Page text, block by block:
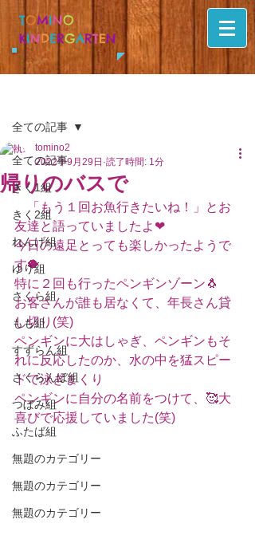
TOMINO
KINDERGARTEN
全ての記事
きく1組
きく2組
れんげ組
ゆり組
さくら組
もも組
すずらん組
さくらんぼ組
つぼみ組
ふたば組
無題のカテゴリー
無題のカテゴリー
無題のカテゴリー
全ての記事
帰りのバスで
tomino2
2022年9月29日 読了時間: 1分
「もう１回お魚行きたいね！」とお
友達と語っていましたよ❤
今日の遠足とっても楽しかったようで
す🐡
特に２回も行ったペンギンゾーン🐧
お客さんが誰も居なくて、年長さん貸
し切り(笑)
ペンギンに大はしゃぎ、ペンギンもそ
れに反応したのか、水の中を猛スピー
ドで泳ぎまくり
ペンギンに自分の名前をつけて、🥰大
喜びで応援していました(笑)